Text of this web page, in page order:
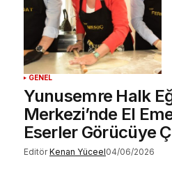
GENEL
Yunusemre Halk
Merkezi’nde El
Eserler Görücüye
Editör Kenan Yüceel04/06/2026